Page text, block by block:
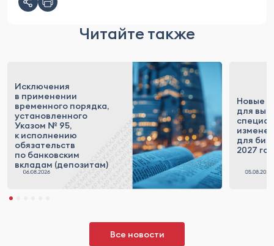
Читайте также
Исключения
в применении
временного порядка,
установленного
Указом № 95,
к исполнению
обязательств
по банковским
вкладам (депозитам)
Новые
для
для
2027
Все новости